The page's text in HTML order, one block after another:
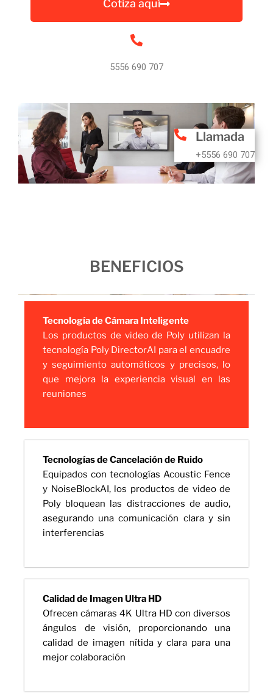
Cotiza aquí
5556 690 707
Llamada
+5556 690 707
BENEFICIOS
Tecnología de Cámara Inteligente
Los productos de video de Poly utilizan la
tecnología Poly DirectorAI para el encuadre
y seguimiento automáticos y precisos, lo
que mejora la experiencia visual en las
reuniones
Tecnologías de Cancelación de Ruido
Equipados con tecnologías Acoustic Fence
y NoiseBlockAI, los productos de video de
Poly bloquean las distracciones de audio,
asegurando una comunicación clara y sin
interferencias
Calidad de Imagen Ultra HD
Ofrecen cámaras 4K Ultra HD con diversos
ángulos de visión, proporcionando una
calidad de imagen nítida y clara para una
mejor colaboración